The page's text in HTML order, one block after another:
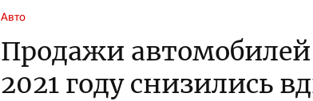
Авто
Продажи автомобилей
2021 году снизились